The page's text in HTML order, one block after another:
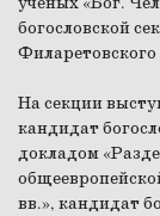
богословской
Филаретовского
На секции
кандидат
докладом
вв.», кандидат